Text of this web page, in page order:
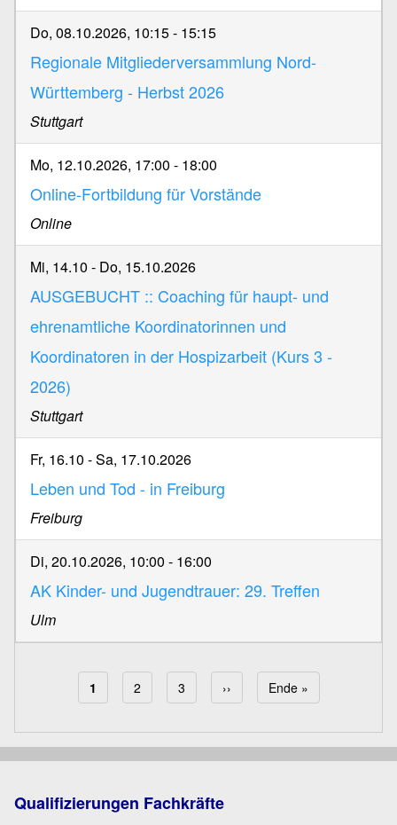
Do, 08.10.2026, 10:15- 15:15
Regionale Mitgliederversammlung Nord-
Württemberg - Herbst 2026
Stuttgart
Mo, 12.10.2026, 17:00 - 18:00
Online-Fortbildung für Vorstände
Online
Mi, 14.10 - Do, 15.10.2026
AUSGEBUCHT :: Coaching für haupt- und
ehrenamtliche Koordinatorinnen und
Koordinatoren in der Hospizarbeit (Kurs 3 -
2026)
Stuttgart
Fr, 16.10 -Sa, 17.10.2026
Leben und Tod - in Freiburg
Freiburg
Di, 20.10.2026, 10:00 - 16:00
AK Kinder- und Jugendtrauer: 29. Treffen
Ulm
Seitennummerierung
Aktuelle Seite
1 Page
2 Page
3 Nächste Seite
›› Letzte Seite
Ende »
Qualifizierungen Fachkräfte